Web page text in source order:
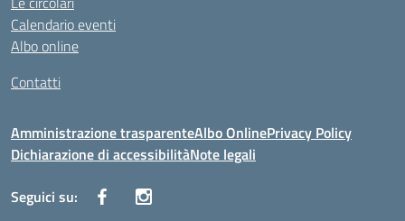
Calendario eventi
Albo online
Contatti
Amministrazione trasparenteAlbo OnlinePrivacy Policy
Dichiarazione di accessibilitàNote legali
Seguici su: